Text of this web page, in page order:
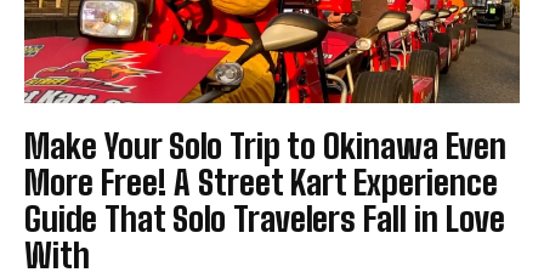
Make Your Solo Trip to Okinawa Even
More Free! A Street Kart Experience
Guide That Solo Travelers Fall in Love
With